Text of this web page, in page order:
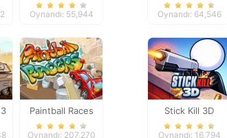
Driver
Oynandı: 55,944
Paintball Races
Oynandı: 207,270
Zombie Shooter
Oynandı: 64,546
Stick Kill 3D
Oynandı: 16,794